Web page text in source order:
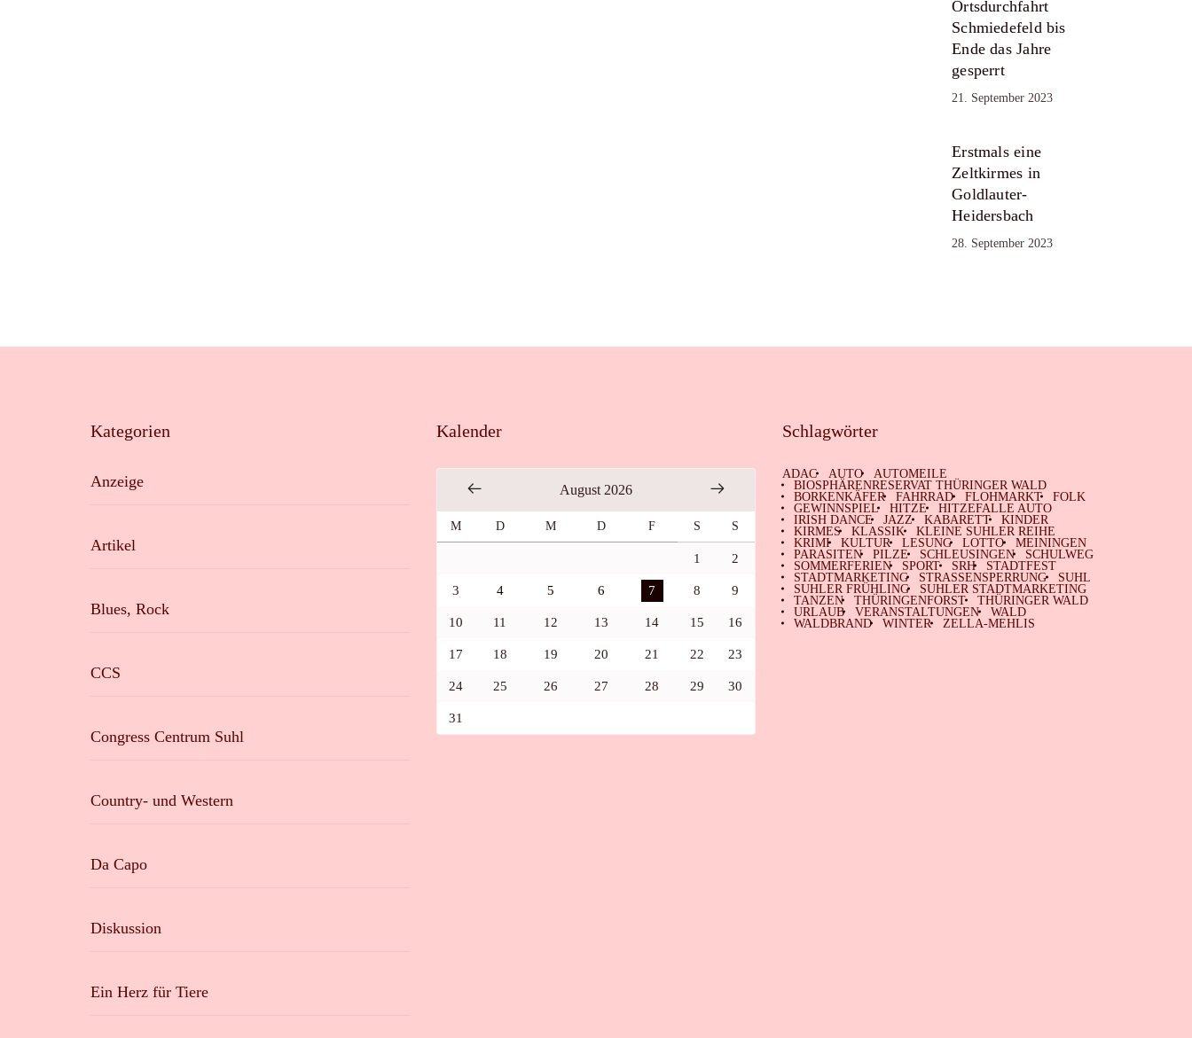
Ortsdurchfahrt
Schmiedefeld bis
Ende das Jahre
gesperrt
21. September 2023
Erstmals eine
Zeltkirmes in
Goldlauter-
Heidersbach
28. September 2023
Kategorien
Anzeige
Artikel
Blues, Rock
CCS
Congress Centrum Suhl
Country- und Western
Da Capo
Diskussion
Ein Herz für Tiere
Kalender
August 2026
M D M D F S S
1 2
3 4 5 6 7 8 9
10 11 12 13 14 15 16
17 18 19 20 21 22 23
24 25 26 27 28 29 30
31
Schlagwörter
ADAC AUTO
AUTOMEILE
BIOSPHÄRENRESERVAT THÜRINGER WALD
BORKENKÄFER
FAHRRAD FLOHMARKT
FOLK
GEWINNSPIEL
HITZE
HITZEFALLE AUTO
IRISH DANCE
JAZZ KABARETT
KINDER
KIRMES
KLASSIK
KLEINE SUHLER REIHE
KRIMI
KULTUR LESUNG LOTTO
MEININGEN
PARASITEN
PILZE SCHLEUSINGEN
SCHULWEG
SOMMERFERIEN
SPORT SRH
STADTFEST
STADTMARKETING
STRASSENSPERRUNG
SUHL
SUHLER FRÜHLING
SUHLER STADTMARKETING
TANZEN
THÜRINGENFORST
THÜRINGER WALD
URLAUB
VERANSTALTUNGEN
WALD
WALDBRAND
WINTER ZELLA-MEHLIS